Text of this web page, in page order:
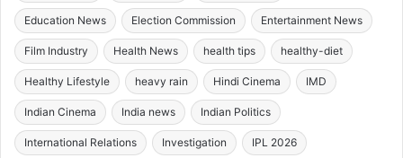
Education News Election Commission Entertainment News
Film Industry Health News health tips healthy-diet
Healthy Lifestyle heavy rain Hindi Cinema IMD
Indian Cinema India news Indian Politics
International Relations Investigation IPL 2026